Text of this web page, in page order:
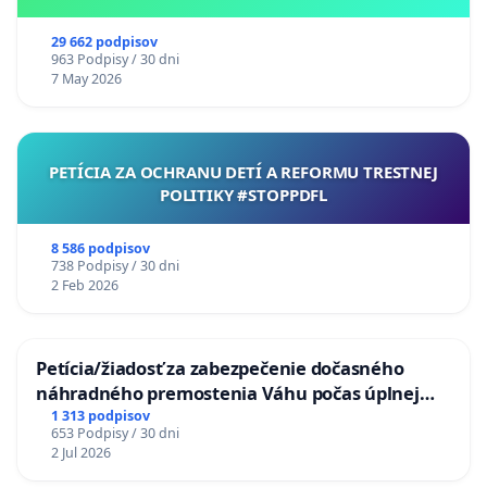
29 662 podpisov
963 Podpisy / 30 dni
7 May 2026
PETÍCIA ZA OCHRANU DETÍ A REFORMU TRESTNEJ
POLITIKY #STOPPDFL
8 586 podpisov
738 Podpisy / 30 dni
2 Feb 2026
Petícia/žiadosť za zabezpečenie dočasného
náhradného premostenia Váhu počas úplnej
uzávery Vážskeho mosta v Komárne
1 313 podpisov
653 Podpisy / 30 dni
2 Jul 2026